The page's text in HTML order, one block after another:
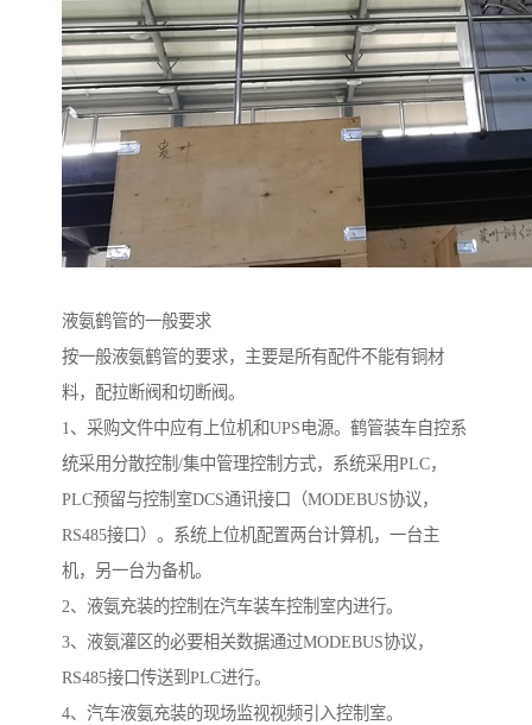
液氨鹤管的一般要求
按一般液氨鹤管的要求，主要是所有配件不能有铜材
料，配拉断阀和切断阀。
1、采购文件中应有上位机和UPS电源。鹤管装车自控系
统采用分散控制/集中管理控制方式，系统采用PLC，
PLC预留与控制室DCS通讯接口（MODEBUS协议，
RS485接口）。系统上位机配置两台计算机，一台主
机，另一台为备机。
2、液氨充装的控制在汽车装车控制室内进行。
3、液氨灌区的必要相关数据通过MODEBUS协议，
RS485接口传送到PLC进行。
4、汽车液氨充装的现场监视视频引入控制室。